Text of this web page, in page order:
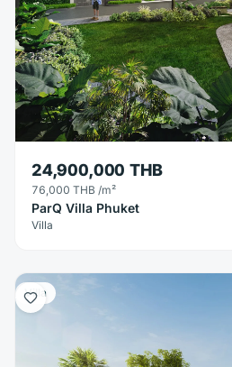
24,900,000 THB
76,000 THB /m²
ParQ Villa Phuket
Villa
Villa